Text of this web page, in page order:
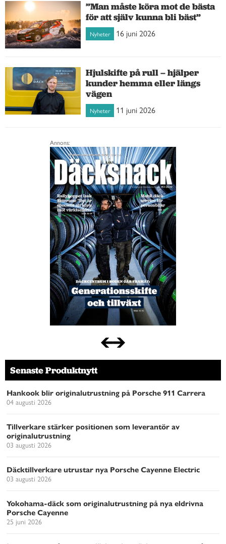
”Man måste köra mot de bästa
för att själv kunna bli bäst”
Nyheter 16 juni 2026
Hjulskifte på rull – hjälper
kunder hemma eller längs
vägen
Nyheter 11 juni 2026
Annons:
Senaste Produktnytt
Hankook blir originalutrustning på Porsche 911 Carrera
04 augusti 2026
Tillverkare stärker positionen som leverantör av
originalutrustning
03 augusti 2026
Däcktillverkare utrustar nya Porsche Cayenne Electric
03 augusti 2026
Yokohama-däck som originalutrustning på nya eldrivna
Porsche Cayenne
25 juni 2026